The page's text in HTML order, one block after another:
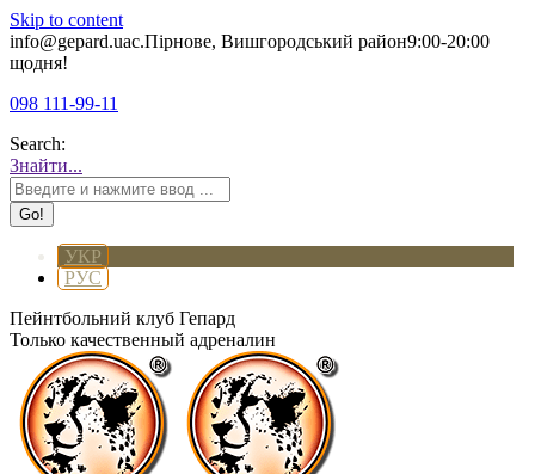
Skip to content
info@gepard.uaс.Пірнове, Вишгородський район9:00-20:00
щодня!
098 111-99-11
Search:
Знайти...
УКР
РУС
Пейнтбольний клуб Гепард
Только качественный адреналин